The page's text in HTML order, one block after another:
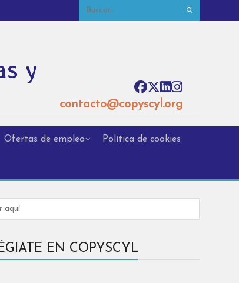
y
contacto@copyscyl.org
Ofertas de empleo Política de cookies
EN COPYSCYL